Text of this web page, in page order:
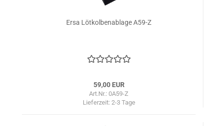
Ersa Lötkolbenablage A59-Z
59,00 EUR
Art.Nr.: 0A59-Z
Lieferzeit: 2-3 Tage